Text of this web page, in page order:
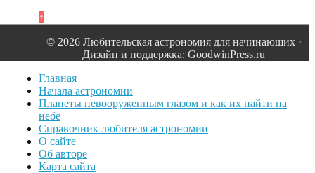
↑
© 2026 Любительская астрономия для начинающих ·
Дизайн и поддержка: GoodwinPress.ru
Главная
Начала астрономии
Планеты невооруженным глазом и как их найти на
небе
Справочник любителя астрономии
О сайте
Об авторе
Карта сайта